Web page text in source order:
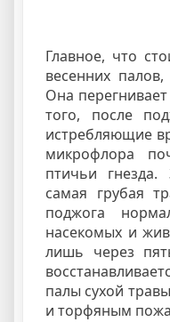
Главное, что
весенних
Она
того, после
истребляющие
микрофлора
птичьи
самая грубая
поджога
насекомых и
лишь через
палы сухой
и торфяным